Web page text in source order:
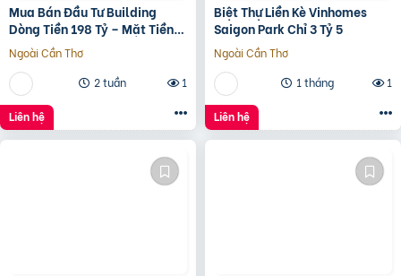
Mua Bán Đầu Tư Building
Dòng Tiền 198 Tỷ – Mặt Tiền
Đường 3/2, Trung Tâm Quận
10
Ngoài Cần Thơ
2 tuần
1
Liên hệ
Biệt Thự Liền Kè Vinhomes
Saigon Park Chỉ 3 Tỷ 5
Ngoài Cần Thơ
1 tháng
1
Liên hệ